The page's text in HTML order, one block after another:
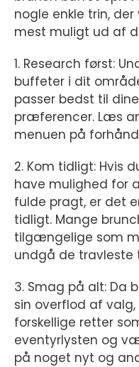
nogle enkle trin,
mest muligt ud af
1. Research først:
buffeter i dit
passer bedst til
præferencer. Læs
menuen på
2. Kom tidligt: Hvis
have mulighed for
fulde pragt, er det
tidligt. Mange
tilgængelige som
undgå de travleste
3. Smag på alt: Da
sin overflod af
forskellige retter
eventyrlysten og
på noget nyt og